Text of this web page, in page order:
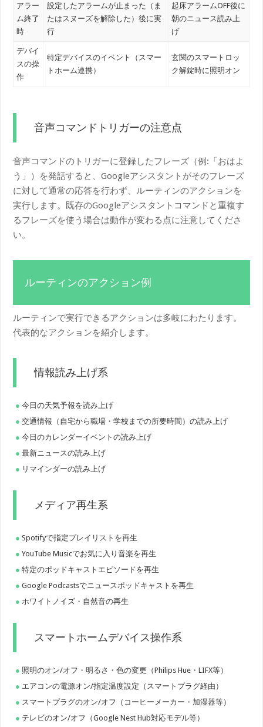
アラー
ム終了
時
設定したアラームが止まった（ま
たはスヌーズを解除した）後に実
行
起床アラームOFF後に
朝のニュース読み上
げ
デバイ
スの操
作
特定デバイスのイベント（スマー
トホーム連携）
玄関のスマートロッ
ク解錠時に照明オン
音声コマンドトリガーの注意点
音声コマンドのトリガーに登録したフレーズ（例:「おはよ
う」）を発話すると、Googleアシスタントがそのフレーズ
に対して通常の応答を行わず、ルーティンのアクションを
実行します。既存のGoogleアシスタントコマンドと重複す
るフレーズを使う場合は動作が変わる点に注意してくださ
い。
ルーティンのアクション例
ルーティンで実行できるアクションは多岐にわたります。
代表的なアクションを紹介します。
情報読み上げ系
今日の天気予報を読み上げ
交通情報（自宅から職場・学校までの所要時間）の読み上げ
今日のカレンダーイベントの読み上げ
最新ニュースの読み上げ
リマインダーの読み上げ
メディア再生系
Spotifyで指定プレイリストを再生
YouTube Musicでお気に入り音楽を再生
特定のポッドキャストエピソードを再生
Google Podcastsでニュースポッドキャストを再生
ホワイトノイズ・自然音の再生
スマートホームデバイス操作系
照明のオン/オフ・明るさ・色の変更（Philips Hue・LIFX等）
エアコンの電源オン/指定温度設定（スマートプラグ経由）
スマートプラグのオン/オフ（コーヒーメーカー・加湿器等）
テレビのオン/オフ（Google Nest Hub対応モデル等）